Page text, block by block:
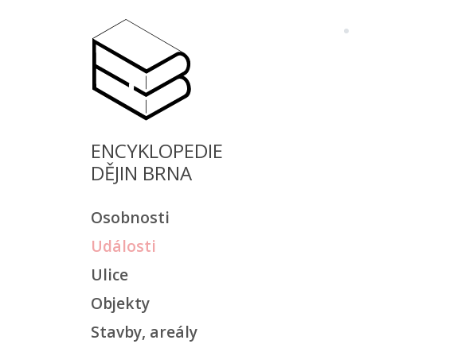
ENCYKLOPEDIE
DĚJIN BRNA
Osobnosti
Události
Ulice
Objekty
Stavby, areály